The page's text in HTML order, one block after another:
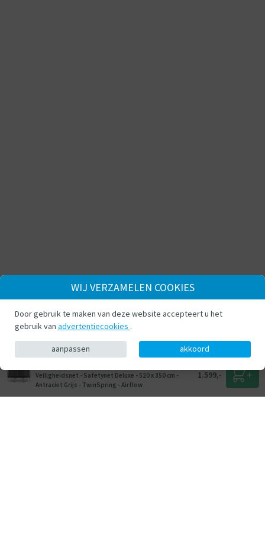
Veiligheidsnet - Safetynet Deluxe - 520 x 350 cm -
Antraciet Grijs - TwinSpring - Airflow
1.599,-
WIJ VERZAMELEN COOKIES
Door gebruik te maken van deze website accepteert u het
gebruik van advertentiecookies .
aanpassen akkoord